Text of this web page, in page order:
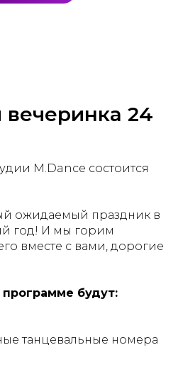
вечеринка 24
M.Dance состоится
ожидаемый праздник в
год! И мы горим
вместе с вами, дорогие
будут:
танцевальные номера